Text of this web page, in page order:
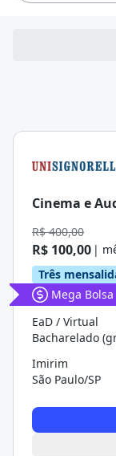
Cinema e
R$ 400,00
R$ 100,00 |
Três
Mega Bolsa
EaD / Virtual
Bacharelado
Imirim
São Paulo/SP